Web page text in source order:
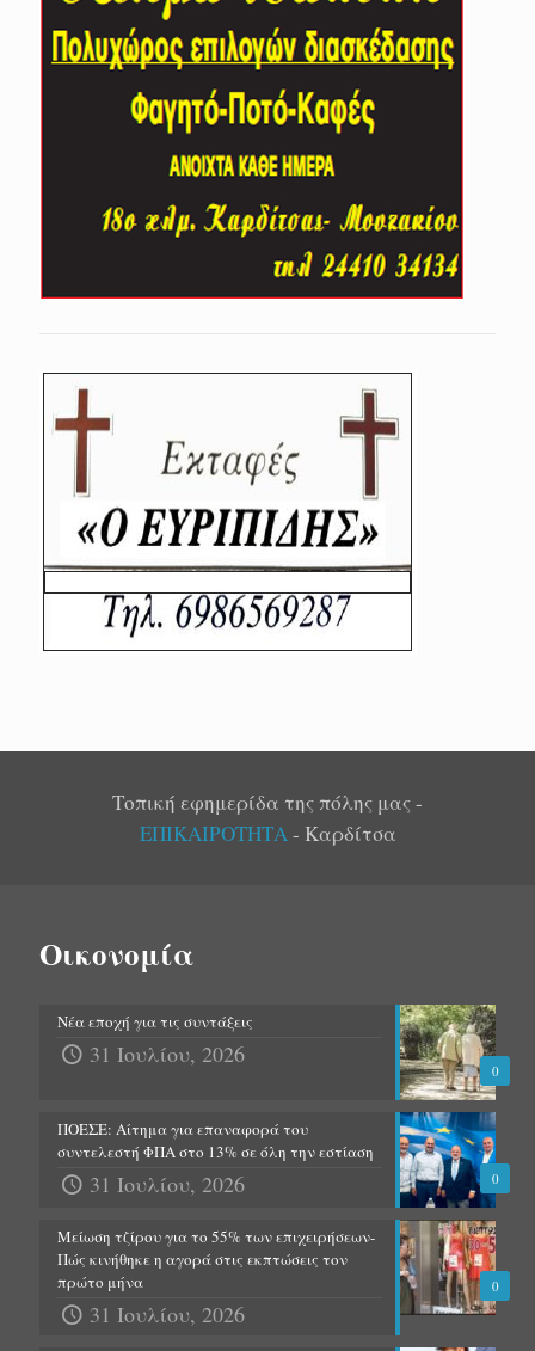
Τοπική εφημερίδα της πόλης μας -
ΕΠΙΚΑΙΡΟΤΗΤΑ- Καρδίτσα
Οικονομία
0
Νέα εποχή για τις συντάξεις
31 Ιουλίου, 2026
0
ΠΟΕΣΕ: Αίτημα για επαναφορά του
συντελεστή ΦΠΑ στο 13% σε όλη την εστίαση
31 Ιουλίου, 2026
0
Μείωση τζίρου για το 55% των επιχειρήσεων-
Πώς κινήθηκε η αγορά στις εκπτώσεις τον
πρώτο μήνα
31 Ιουλίου, 2026